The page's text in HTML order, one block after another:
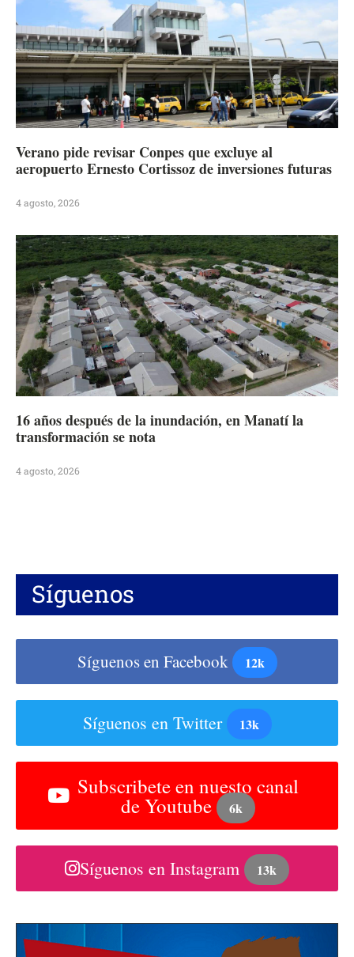
Verano pide revisar Conpes que excluye al
aeropuerto Ernesto Cortissoz de inversiones futuras
4 agosto, 2026
16 años después de la inundación, en Manatí la
transformación se nota
4 agosto, 2026
Síguenos
Síguenos en Facebook 12k
Síguenos en Twitter 13k
Subscribete en nuesto canal
de Youtube 6k
Síguenos en Instagram 13k